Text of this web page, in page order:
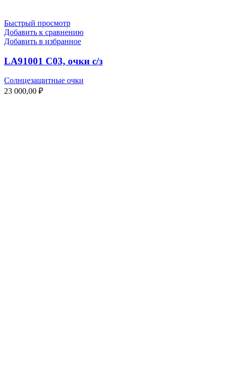
Быстрый просмотр
Добавить к сравнению
Добавить в избранное
LA91001 C03, очки с/з
Солнцезащитные очки
23 000,00 ₽